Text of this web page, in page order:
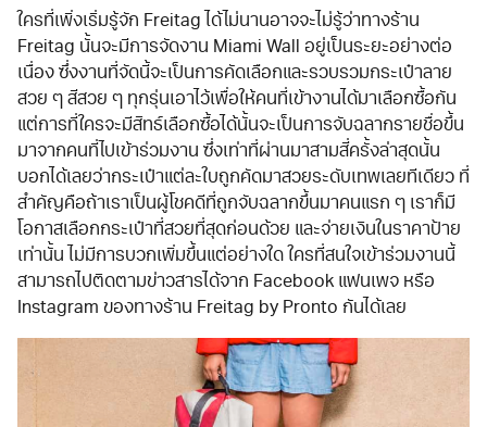
ใครที่เพิ่งเริ่มรู้จัก Freitag ได้ไม่นานอาจจะไม่รู้ว่าทางร้าน
Freitag นั้นจะมีการจัดงาน Miami Wall อยู่เป็นระยะอย่างต่อ
เนื่อง ซึ่งงานที่จัดนี้จะเป็นการคัดเลือกและรวบรวมกระเป๋าลาย
สวย ๆ สีสวย ๆ ทุกรุ่นเอาไว้เพื่อให้คนที่เข้างานได้มาเลือกซื้อกัน
แต่การที่ใครจะมีสิทธ์เลือกซื้อได้นั้นจะเป็นการจับฉลากรายชื่อขึ้น
มาจากคนที่ไปเข้าร่วมงาน ซึ่งเท่าที่ผ่านมาสามสี่ครั้งล่าสุดนั้น
บอกได้เลยว่ากระเป๋าแต่ละใบถูกคัดมาสวยระดับเทพเลยทีเดียว ที่
สำคัญคือถ้าเราเป็นผู้โชคดีที่ถูกจับฉลากขึ้นมาคนแรก ๆ เราก็มี
โอกาสเลือกกระเป๋าที่สวยที่สุดก่อนด้วย และจ่ายเงินในราคาป้าย
เท่านั้น ไม่มีการบวกเพิ่มขึ้นแต่อย่างใด ใครที่สนใจเข้าร่วมงานนี้
สามารถไปติดตามข่าวสารได้จาก Facebook แฟนเพจ หรือ
Instagram ของทางร้าน Freitag by Pronto กันได้เลย